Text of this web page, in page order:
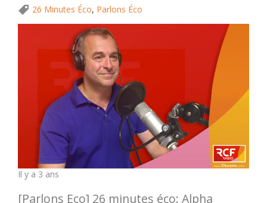
26 Minutes Éco, Parlons Éco
Il y a 3 ans
[Parlons Eco] 26 minutes éco: Alpha